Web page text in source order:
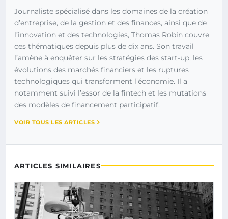
Journaliste spécialisé dans les domaines de la création
d’entreprise, de la gestion et des finances, ainsi que de
l’innovation et des technologies, Thomas Robin couvre
ces thématiques depuis plus de dix ans. Son travail
l’amène à enquêter sur les stratégies des start-up, les
évolutions des marchés financiers et les ruptures
technologiques qui transforment l’économie. Il a
notamment suivi l’essor de la fintech et les mutations
des modèles de financement participatif.
VOIR TOUS LES ARTICLES
ARTICLES SIMILAIRES